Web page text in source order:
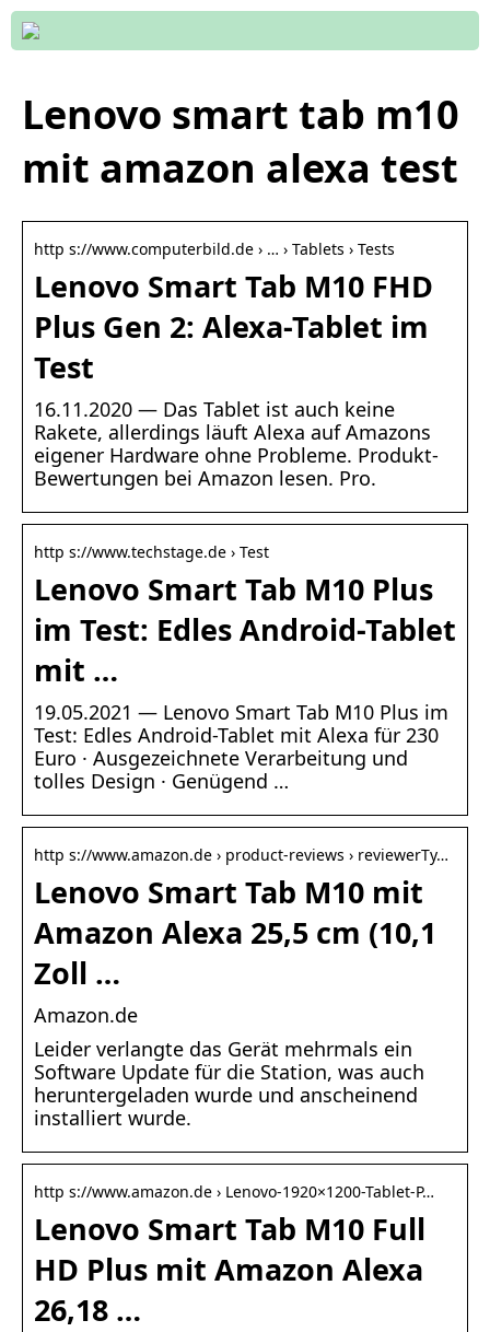
Lenovo smart tab m10
mit amazon alexa test
http s://www.computerbild.de › … › Tablets › Tests
Lenovo Smart Tab M10 FHD
Plus Gen 2: Alexa-Tablet im
Test
16.11.2020 — Das Tablet ist auch keine
Rakete, allerdings läuft Alexa auf Amazons
eigener Hardware ohne Probleme. Produkt-
Bewertungen bei Amazon lesen. Pro.
http s://www.techstage.de › Test
Lenovo Smart Tab M10 Plus
im Test: Edles Android-Tablet
mit …
19.05.2021 — Lenovo Smart Tab M10 Plus im
Test: Edles Android-Tablet mit Alexa für 230
Euro · Ausgezeichnete Verarbeitung und
tolles Design · Genügend …
http s://www.amazon.de › product-reviews › reviewerTy…
Lenovo Smart Tab M10 mit
Amazon Alexa 25,5 cm (10,1
Zoll …
Amazon.de
Leider verlangte das Gerät mehrmals ein
Software Update für die Station, was auch
heruntergeladen wurde und anscheinend
installiert wurde.
http s://www.amazon.de › Lenovo-1920×1200-Tablet-P…
Lenovo Smart Tab M10 Full
HD Plus mit Amazon Alexa
26,18 …